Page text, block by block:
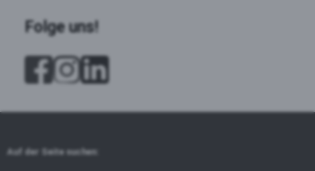
Folge uns!
Auf der Seite suchen: